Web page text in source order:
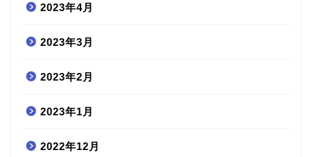
2023年4月
2023年3月
2023年2月
2023年1月
2022年12月